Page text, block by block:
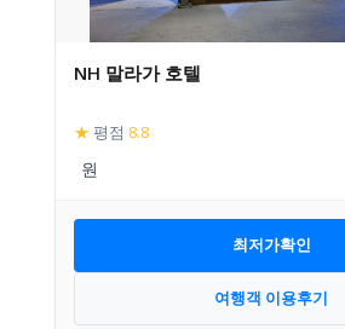
NH 말라가 호텔
★ 평점 8.8
최저가확인
여행객 이용후기